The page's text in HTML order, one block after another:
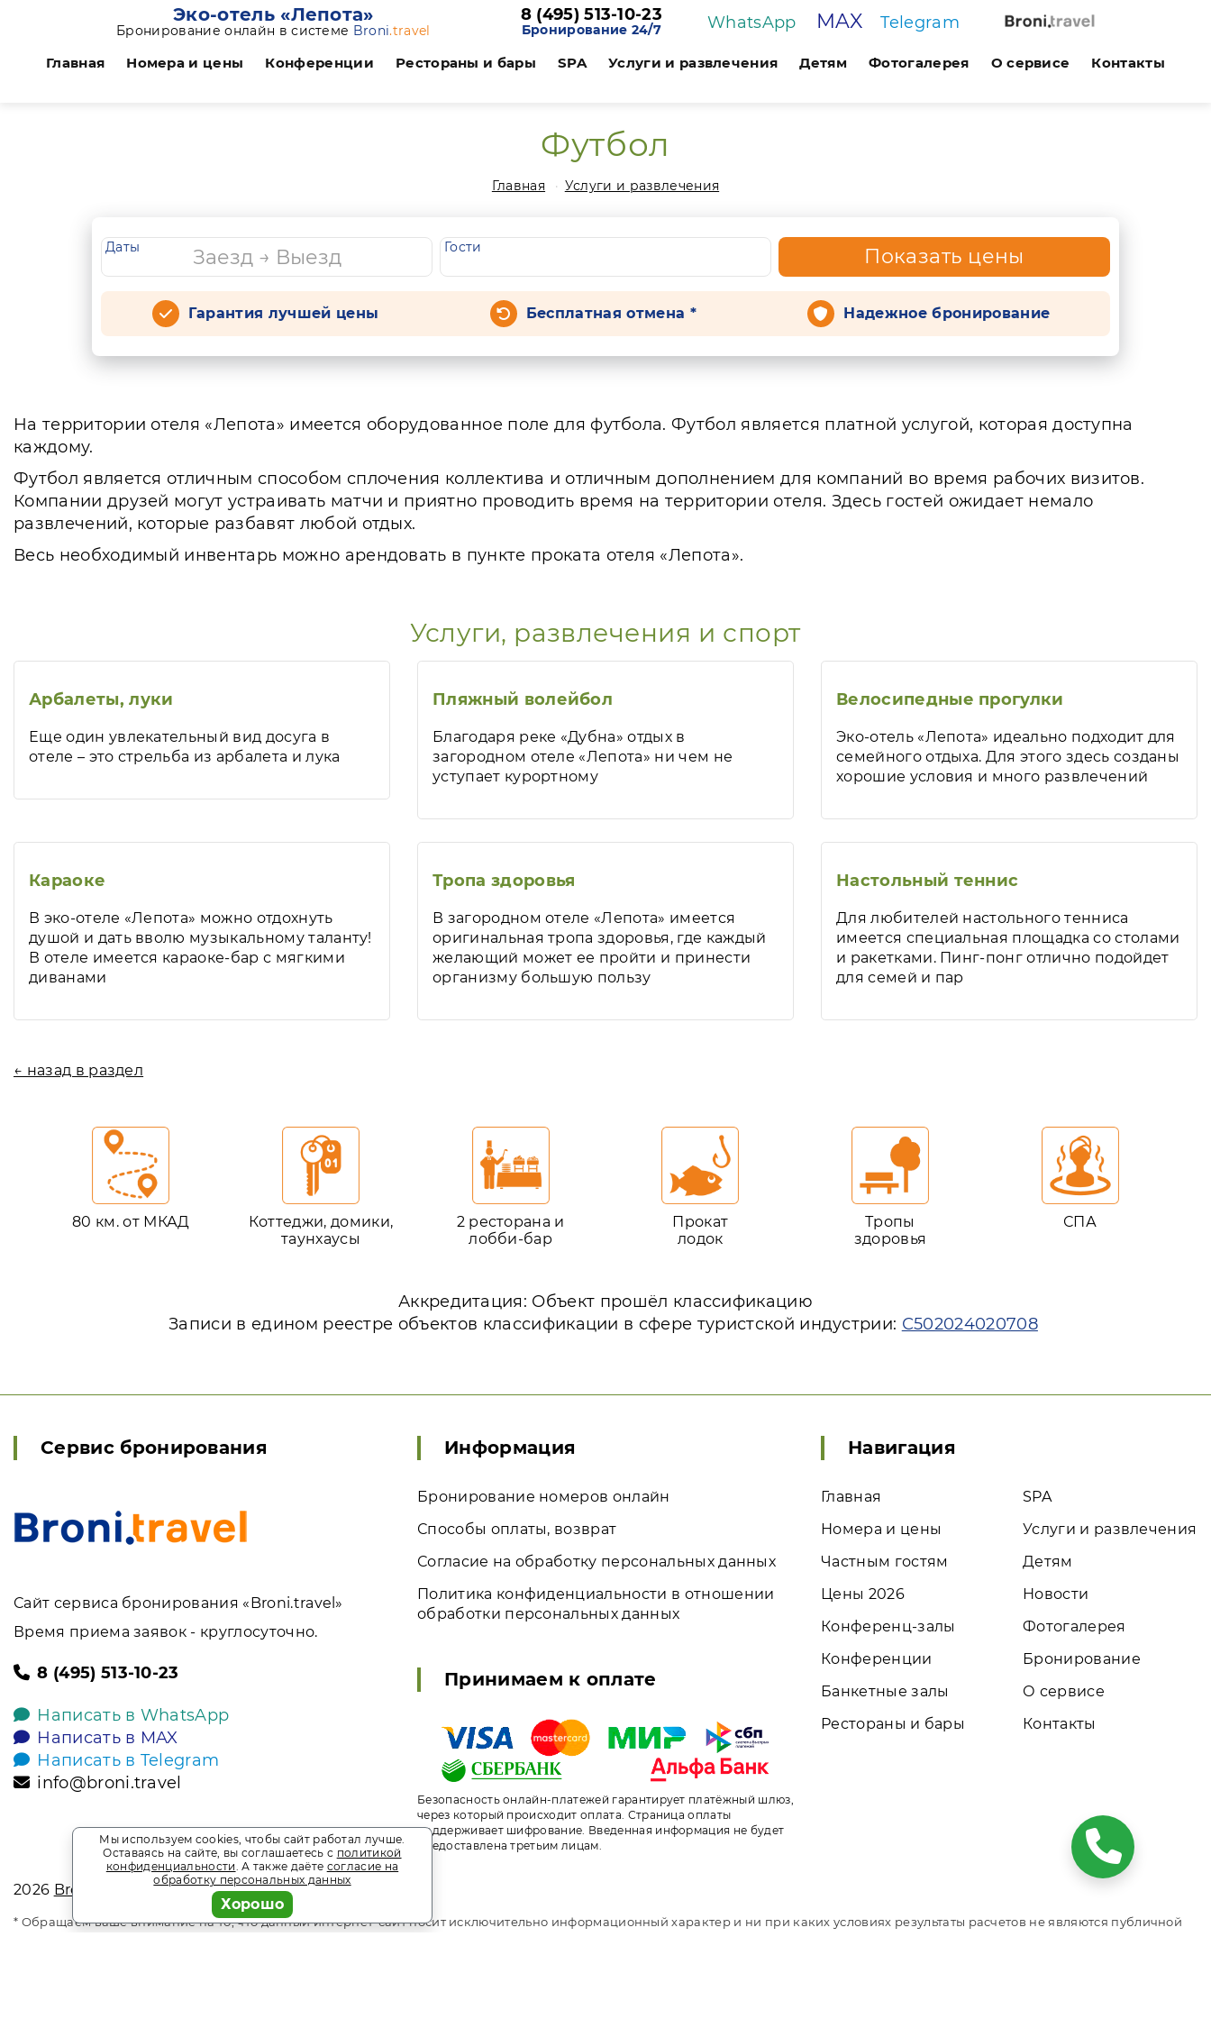
Эко-отель «Лепота»
Бронирование онлайн в системе Broni.travel
8 (495) 513-10-23
Бронирование 24/7 WhatsApp MAX Telegram
Главная Номера и цены Конференции Рестораны и бары SPA Услуги и развлечения Детям Фотогалерея О сервисе Контакты
Футбол
Главная Услуги и развлечения
Даты Гости Показать цены
Гарантия лучшей цены Бесплатная отмена * Надежное бронирование
На территории отеля «Лепота» имеется оборудованное поле для футбола. Футбол является платной услугой, которая доступна
каждому.
Футбол является отличным способом сплочения коллектива и отличным дополнением для компаний во время рабочих визитов.
Компании друзей могут устраивать матчи и приятно проводить время на территории отеля. Здесь гостей ожидает немало
развлечений, которые разбавят любой отдых.
Весь необходимый инвентарь можно арендовать в пункте проката отеля «Лепота».
Услуги, развлечения и спорт
Арбалеты, луки
Еще один увлекательный вид досуга в
отеле – это стрельба из арбалета и лука
Пляжный волейбол
Благодаря реке «Дубна» отдых в
загородном отеле «Лепота» ни чем не
уступает курортному
Велосипедные прогулки
Эко-отель «Лепота» идеально подходит для
семейного отдыха. Для этого здесь созданы
хорошие условия и много развлечений
Караоке
В эко-отеле «Лепота» можно отдохнуть
душой и дать вволю музыкальному таланту!
В отеле имеется караоке-бар с мягкими
диванами
Тропа здоровья
В загородном отеле «Лепота» имеется
оригинальная тропа здоровья, где каждый
желающий может ее пройти и принести
организму большую пользу
Настольный теннис
Для любителей настольного тенниса
имеется специальная площадка со столами
и ракетками. Пинг-понг отлично подойдет
для семей и пар
← назад в раздел
80 км. от МКАД
Коттеджи, домики,
таунхаусы
2 ресторана и
лобби-бар
Прокат
лодок
Тропы
здоровья
СПА
Аккредитация: Объект прошёл классификацию
Записи в едином реестре объектов классификации в сфере туристской индустрии: С502024020708
Сервис бронирования
Сайт сервиса бронирования «Broni.travel»
Время приема заявок - круглосуточно.
8 (495) 513-10-23
Написать в WhatsApp
Написать в MAX
Написать в Telegram
info@broni.travel
Информация
Бронирование номеров онлайн
Способы оплаты, возврат
Согласие на обработку персональных данных
Политика конфиденциальности в отношении
обработки персональных данных
Принимаем к оплате
Безопасность онлайн-платежей гарантирует платёжный шлюз,
через который происходит оплата. Страница оплаты
поддерживает шифрование. Введенная информация не будет
предоставлена третьим лицам.
Навигация
Главная
Номера и цены
Частным гостям
Цены 2026
Конференц-залы
Конференции
Банкетные залы
Рестораны и бары
SPA
Услуги и развлечения
Детям
Новости
Фотогалерея
Бронирование
О сервисе
Контакты
2026 Broni.travel
* Обращаем ваше внимание на то, что данный интернет-сайт носит исключительно информационный характер и ни при каких условиях результаты расчетов не являются публичной
Мы используем cookies, чтобы сайт работал лучше.
Оставаясь на сайте, вы соглашаетесь с политикой
конфиденциальности. А также даёте согласие на
обработку персональных данных
Хорошо